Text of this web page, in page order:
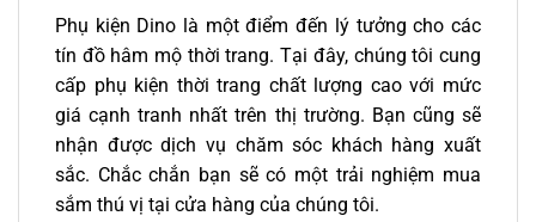
Phụ kiện Dino là một điểm đến lý tưởng cho các
tín đồ hâm mộ thời trang. Tại đây, chúng tôi cung
cấp phụ kiện thời trang chất lượng cao với mức
giá cạnh tranh nhất trên thị trường. Bạn cũng sẽ
nhận được dịch vụ chăm sóc khách hàng xuất
sắc. Chắc chắn bạn sẽ có một trải nghiệm mua
sắm thú vị tại cửa hàng của chúng tôi.